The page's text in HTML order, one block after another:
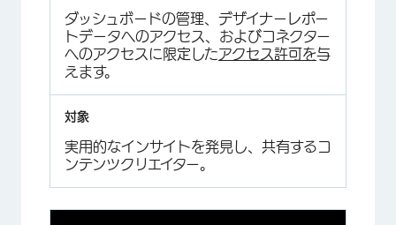
ダッシュボードの管理、デザイナーレポー
トデータへのアクセス、およびコネクター
へのアクセスに限定したアクセス許可を与
えます。
実用的なインサイトを発見し、共有するコ
ンテンツクリエイター。